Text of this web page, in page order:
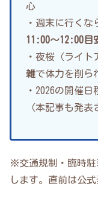
心
・週末に行くな
11:00〜12:00目
・夜桜（ライト
雑で体力を削ら
・2026の開催日
（本記事も発表
※交通規制・臨時駐
します。直前は公